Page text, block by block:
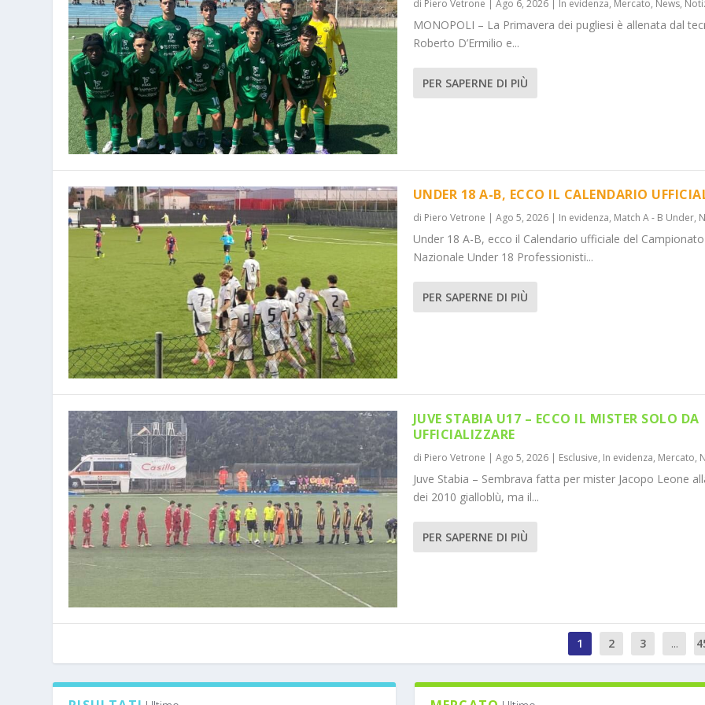
di Piero Vetrone | Ago 6, 2026| In evidenza, Mercato, News,
MONOPOLI – La Primavera dei pugliesi è allenata dal
Roberto D’Ermilio e...
PER SAPERNE DI PIÙ
UNDER 18 A-B, ECCO IL CALENDARIO
di Piero Vetrone | Ago 5, 2026| In evidenza, Match A - B Under,
Under 18 A-B, ecco il Calendario ufficiale del Campionato
Nazionale Under 18 Professionisti...
PER SAPERNE DI PIÙ
JUVE STABIA U17 – ECCO IL MISTER SOLO DA
UFFICIALIZZARE
di Piero Vetrone | Ago 5, 2026| Esclusive, In evidenza, Mercato,
Juve Stabia – Sembrava fatta per mister Jacopo Leone
dei 2010 gialloblù, ma il...
PER SAPERNE DI PIÙ
1 2 3 ...